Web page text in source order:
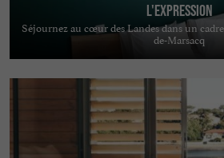
L'Expression
Séjournez au cœur des Landes dans un
de-Marsacq